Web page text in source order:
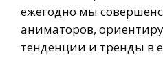
ежегодно мы
аниматоров,
тенденции и тренды в